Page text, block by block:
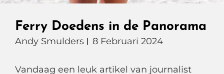
Ferry Doedens in de Panorama
Andy Smulders 8 Februari 2024
Vandaag een leuk artikel van journalist